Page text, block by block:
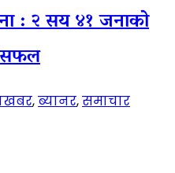
: २ सय ४१ जनाको
सफल
,ब्यानर,समाचार